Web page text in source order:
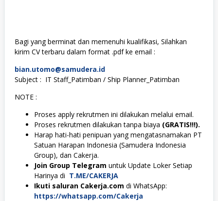
Bagi yang berminat dan memenuhi kualifikasi, Silahkan
kirim CV terbaru dalam format .pdf ke email :
bian.utomo@samudera.id
Subject : IT Staff_Patimban / Ship Planner_Patimban
NOTE :
Proses apply rekrutmen ini dilakukan melalui email.
Proses rekrutmen dilakukan tanpa biaya (GRATIS!!!).
Harap hati-hati penipuan yang mengatasnamakan PT
Satuan Harapan Indonesia (Samudera Indonesia
Group), dan Cakerja.
Join Group Telegram untuk Update Loker Setiap
Harinya di T.ME/CAKERJA
Ikuti saluran Cakerja.com di WhatsApp:
https://whatsapp.com/Cakerja